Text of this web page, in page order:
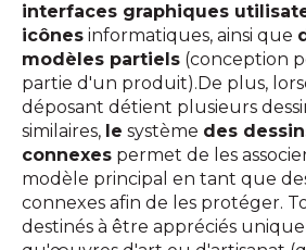
interfaces graphiques
icônes informatiques, ainsi que
modèles partiels (conception
partie d'un produit).De plus,
déposant détient plusieurs
similaires, le système des
connexes permet de les
modèle principal en tant que
connexes afin de les protéger.
destinés à être appréciés